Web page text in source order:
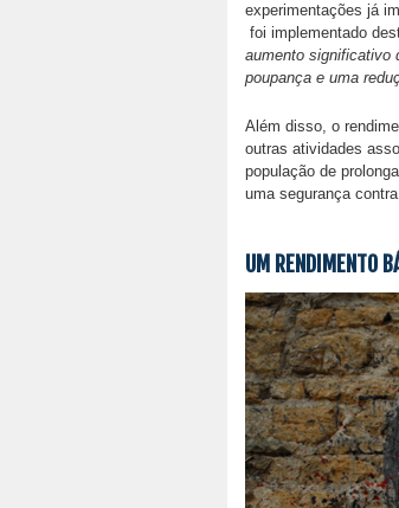
experimentações já
foi implementado
aumento significativo
poupança e uma
Além disso, o
outras atividades
população de
uma segurança
UM RENDIMENTO